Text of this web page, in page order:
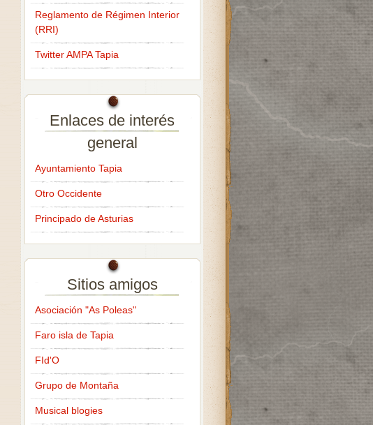
Reglamento de Régimen Interior
(RRI)
Twitter AMPA Tapia
Enlaces de interés
general
Ayuntamiento Tapia
Otro Occidente
Principado de Asturias
Sitios amigos
Asociación "As Poleas"
Faro isla de Tapia
FId'O
Grupo de Montaña
Musical blogies